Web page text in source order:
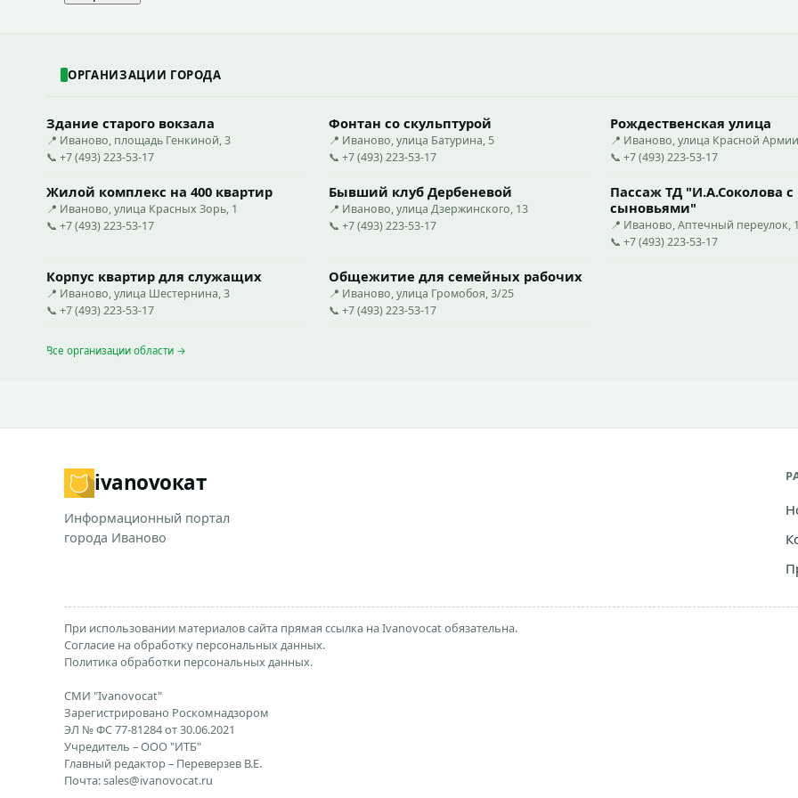
ОРГАНИЗАЦИИ ГОРОДА
Здание старого вокзала
📍 Иваново, площадь Генкиной, 3
📞 +7 (493) 223-53-17
Фонтан со скульптурой
📍 Иваново, улица Батурина, 5
📞 +7 (493) 223-53-17
Рождественская улица
📍 Иваново, улица Красной
📞 +7 (493) 223-53-17
Жилой комплекс на 400 квартир
📍 Иваново, улица Красных Зорь, 1
📞 +7 (493) 223-53-17
Бывший клуб Дербеневой
📍 Иваново, улица Дзержинского, 13
📞 +7 (493) 223-53-17
Пассаж ТД "И.А.Соколова с
сыновьями"
📍 Иваново, Аптечный переулок,
📞 +7 (493) 223-53-17
Корпус квартир для служащих
📍 Иваново, улица Шестернина, 3
📞 +7 (493) 223-53-17
Общежитие для семейных рабочих
📍 Иваново, улица Громобоя, 3/25
📞 +7 (493) 223-53-17
Все организации области →
ivanovoкат
Информационный портал
города Иваново
При использовании материалов сайта прямая ссылка на Ivanovocat обязательна.
Согласие на обработку персональных данных.
Политика обработки персональных данных.
СМИ "Ivanovocat"
Зарегистрировано Роскомнадзором
ЭЛ № ФС 77-81284 от 30.06.2021
Учредитель – ООО "ИТБ"
Главный редактор – Переверзев В.Е.
Почта:sales@ivanovocat.ru